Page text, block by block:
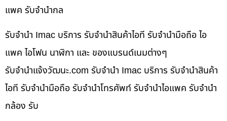
แพค รับจำนำกล
รับจำนำ Imac บริการ รับจำนำสินค้าไอที รับจำนำมือถือ ไอ
แพค ไอโฟน นาฬิกา และ ของแบรนด์เนมต่างๆ
รับจํานําแจ้งวัฒนะ.com รับจำนำ Imac บริการ รับจำนำสินค้า
ไอที รับจำนำมือถือ รับจำนำโทรศัพท์ รับจำนำไอแพค รับจำนำ
กล้อง รับ